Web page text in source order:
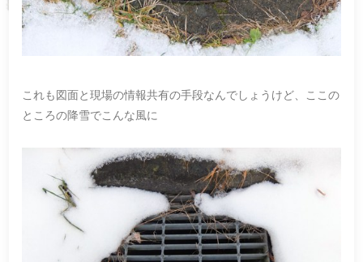
これも図面と現場の情報共有の手段なんでしょうけど、ここの
ところの降雪でこんな風に